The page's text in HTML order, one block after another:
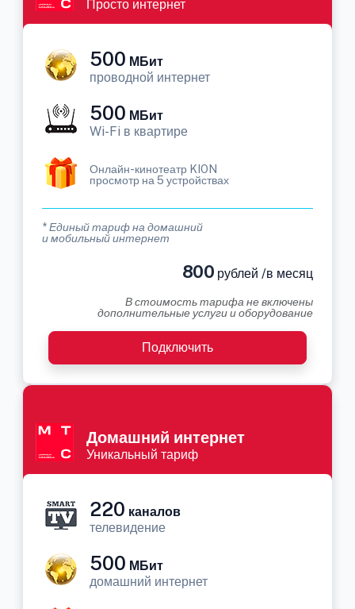
Просто интернет
500 МБит
проводной интернет
500 МБит
Wi-Fi в квартире
Онлайн-кинотеатр KION
просмотр на 5 устройствах
* Единый тариф на домашний
и мобильный интернет
800 рублей /в месяц
В стоимость тарифа не включены
дополнительные услуги и оборудование
Подключить
Домашний интернет
Уникальный тариф
220 каналов
телевидение
500 МБит
домашний интернет